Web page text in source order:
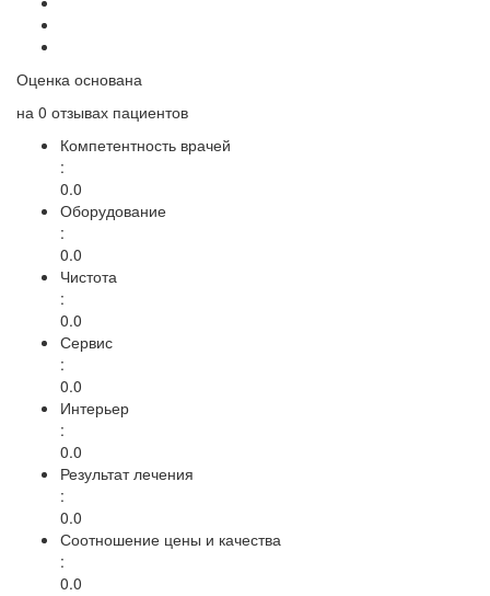
Оценка основана
на 0 отзывах пациентов
Компетентность врачей
:
0.0
Оборудование
:
0.0
Чистота
:
0.0
Сервис
:
0.0
Интерьер
:
0.0
Результат лечения
:
0.0
Соотношение цены и качества
:
0.0